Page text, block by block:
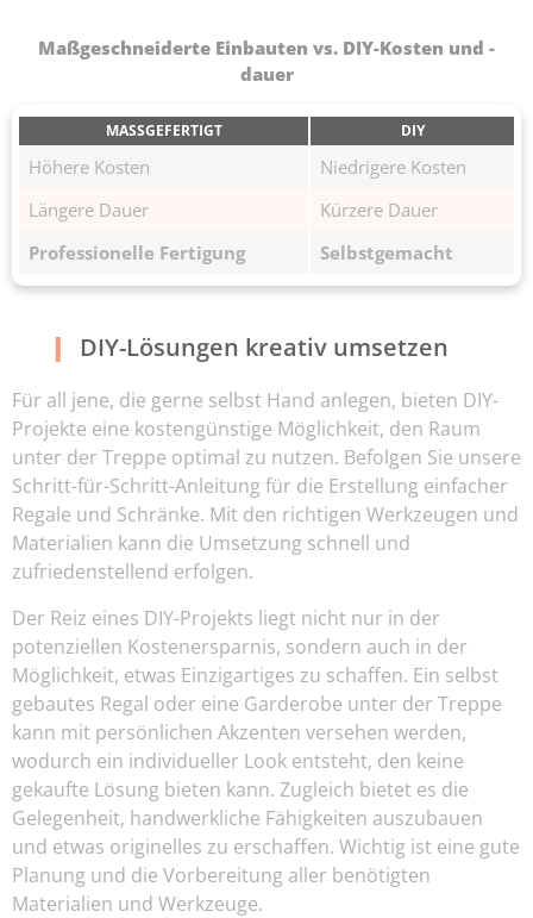
Maßgeschneiderte Einbauten vs. DIY-Kosten und -
dauer
MASSGEFERTIGT DIY
Höhere Kosten
Niedrigere Kosten
Längere Dauer
Kürzere Dauer
Professionelle Fertigung
Selbstgemacht
DIY-Lösungen kreativ umsetzen
Für all jene, die gerne selbst Hand anlegen, bieten DIY-
Projekte eine kostengünstige Möglichkeit, den Raum
unter der Treppe optimal zu nutzen. Befolgen Sie unsere
Schritt-für-Schritt-Anleitung für die Erstellung einfacher
Regale und Schränke. Mit den richtigen Werkzeugen und
Materialien kann die Umsetzung schnell und
zufriedenstellend erfolgen.
Der Reiz eines DIY-Projekts liegt nicht nur in der
potenziellen Kostenersparnis, sondern auch in der
Möglichkeit, etwas Einzigartiges zu schaffen. Ein selbst
gebautes Regal oder eine Garderobe unter der Treppe
kann mit persönlichen Akzenten versehen werden,
wodurch ein individueller Look entsteht, den keine
gekaufte Lösung bieten kann. Zugleich bietet es die
Gelegenheit, handwerkliche Fähigkeiten auszubauen
und etwas originelles zu erschaffen. Wichtig ist eine gute
Planung und die Vorbereitung aller benötigten
Materialien und Werkzeuge.